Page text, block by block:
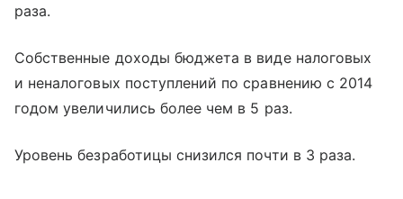
раза.
Собственные доходы бюджета в виде налоговых
и неналоговых поступлений по сравнению с 2014
годом увеличились более чем в 5 раз.
Уровень безработицы снизился почти в 3 раза.